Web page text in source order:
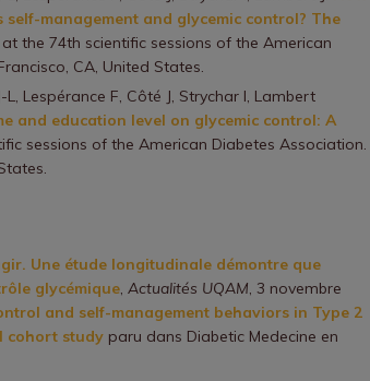
management and glycemic control? The
the 74th scientific sessions of the American
CA, United States.
L, Lespérance F, Côté J, Strychar I, Lambert
and education level on glycemic control: A
sessions of the American Diabetes Association.
Une étude longitudinale démontre que
glycémique, Actualités UQAM, 3 novembre
and self-management behaviors in Type 2
cohort study paru dans Diabetic Medecine en